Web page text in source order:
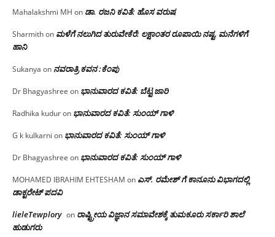
Mahalakshmi MH on ಡಾ. ರಜನಿ ಕವಿತೆ: ಹೊಸ ವರುಷ
Sharmithon ಮಳೆಗೆ ನಲುಗಿದ ತುರುವೇಕೆರೆ: ಲಕ್ಷಾಂತರ ರೂಪಾಯಿ ನಷ್ಟ, ಮನೆಗಳಿಗೆ
ಹಾನಿ
Sukanya on ನವರಾತ್ರಿ ಕವನ :ಕೆಂಪು
Dr Bhagyashree on ಭಾನುವಾರದ ಕವಿತೆ: ಬೆಟ್ಟ ಜಾರಿ
Radhika kuduron ಭಾನುವಾರದ ಕವಿತೆ: ಸುಂಯ್ ಗಾಳಿ
G k kulkarni on ಭಾನುವಾರದ ಕವಿತೆ: ಸುಂಯ್ ಗಾಳಿ
Dr Bhagyashree on ಭಾನುವಾರದ ಕವಿತೆ: ಸುಂಯ್ ಗಾಳಿ
MOHAMED IBRAHIM EHTESHAM on ಎಸ್. ರಮೇಶ್ ಗೆ ಕಾನೂನು ವಿಭಾಗದಲ್ಲಿ
ಡಾಕ್ಟರೇಟ್ ಪದವಿ
lieleTewplory on ರಾಷ್ಟ್ರೀಯ ವಿಜ್ಞಾನ ಸಮಾವೇಶಕ್ಕೆ‌ ತುಮಕೂರು ಸರ್ಕಾರಿ ಶಾಲೆ
ಹುಡುಗರು